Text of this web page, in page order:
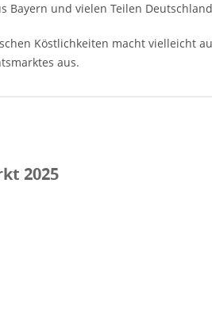
Bayern und vielen Teilen
Köstlichkeiten macht vielleicht
aus.
2025